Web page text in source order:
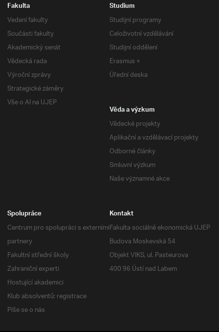
Fakulta
Vedení fakulty
Součásti fakulty
Akademický senát
Vědecká rada
Výroční zprávy
Strategické záměry
Vše o AI na UJEP
Studium
Studijní programy
Celoživotní vzdělávání
Studijní oddělení
Erasmus +
Úřední deska
Věda a výzkum
Vědecké projekty
Aplikační a vzdělávací projekty
Odborné články
Smluvní výzkum
Naše významné akce
Spolupráce
Centrum pro spolupráci s externími
partnery
Fakultní střední školy
Zahraniční experti
Hostující akademici
Klub absolventů: registrace
Píše se o nás
Kontakt
Fakulta sociálně ekonomická UJEP
Budova Moskevská 54
Objekt VIKS, ul. Pasteurova
400 96 Ústí nad Labem